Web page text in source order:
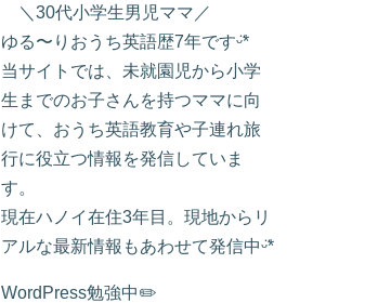
＼30代小学生男児ママ／
ゆる〜りおうち英語歴7年ですᵕ̈*
当サイトでは、未就園児から小学
生までのお子さんを持つママに向
けて、おうち英語教育や子連れ旅
行に役立つ情報を発信していま
す。
現在ハノイ在住3年目。現地からリ
アルな最新情報もあわせて発信中ᵕ̈*
WordPress勉強中✏️